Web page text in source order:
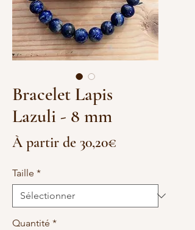
Bracelet Lapis
Lazuli - 8 mm
À partir de 30,20€
Taille *
Quantité *